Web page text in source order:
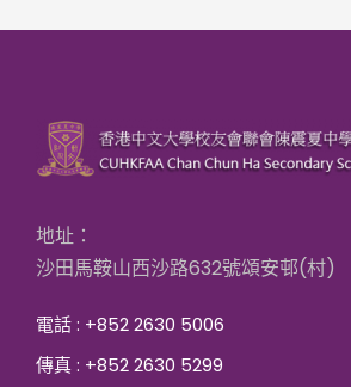
地址：
沙田馬鞍山西沙路632號頌安邨(村)
電話 : +852 2630 5006
傳真 : +852 2630 5299